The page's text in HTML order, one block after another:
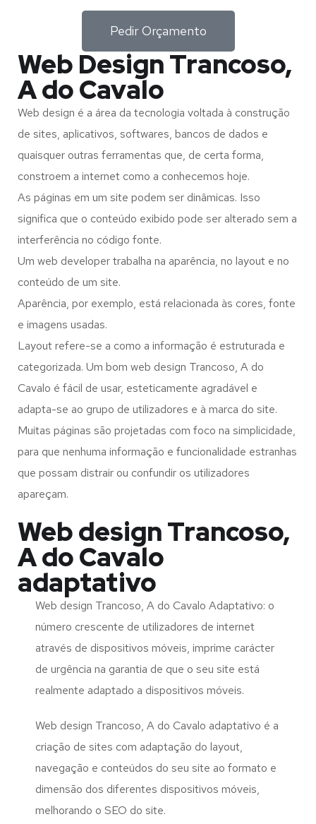
Pedir Orçamento
Web Design Trancoso,
A do Cavalo
Web design é a área da tecnologia voltada à construção
de sites, aplicativos, softwares, bancos de dados e
quaisquer outras ferramentas que, de certa forma,
constroem a internet como a conhecemos hoje.
As páginas em um site podem ser dinâmicas. Isso
significa que o conteúdo exibido pode ser alterado sem a
interferência no código fonte.
Um web developer trabalha na aparência, no layout e no
conteúdo de um site.
Aparência, por exemplo, está relacionada às cores, fonte
e imagens usadas.
Layout refere-se a como a informação é estruturada e
categorizada. Um bom web design Trancoso, A do
Cavalo é fácil de usar, esteticamente agradável e
adapta-se ao grupo de utilizadores e à marca do site.
Muitas páginas são projetadas com foco na simplicidade,
para que nenhuma informação e funcionalidade estranhas
que possam distrair ou confundir os utilizadores
apareçam.
Web design Trancoso,
A do Cavalo
adaptativo
Web design Trancoso, A do Cavalo Adaptativo: o
número crescente de utilizadores de internet
através de dispositivos móveis, imprime carácter
de urgência na garantia de que o seu site está
realmente adaptado a dispositivos móveis.
Web design Trancoso, A do Cavalo adaptativo é a
criação de sites com adaptação do layout,
navegação e conteúdos do seu site ao formato e
dimensão dos diferentes dispositivos móveis,
melhorando o SEO do site.